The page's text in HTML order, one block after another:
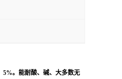
5%。能耐酸、碱、大多数无